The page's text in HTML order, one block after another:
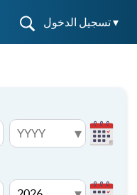
تسجيل الدخول ▾
▾